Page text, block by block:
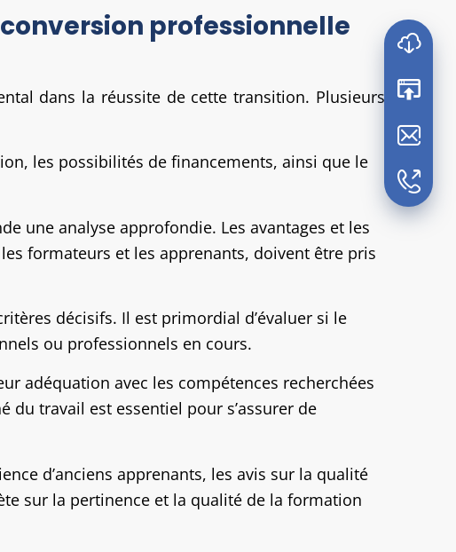
professionnelle
dans la réussite de cette transition. Plusieurs
les possibilités de financements, ainsi que le
une analyse approfondie. Les avantages et les
formateurs et les apprenants, doivent être pris
décisifs. Il est primordial d’évaluer si le
ou professionnels en cours.
adéquation avec les compétences recherchées
travail est essentiel pour s’assurer de
d’anciens apprenants, les avis sur la qualité
sur la pertinence et la qualité de la formation